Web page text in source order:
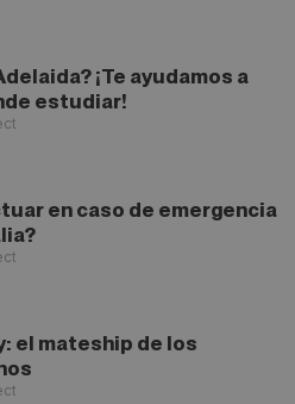
¡Te ayudamos a
estudiar!
en caso de emergencia
el mateship de los